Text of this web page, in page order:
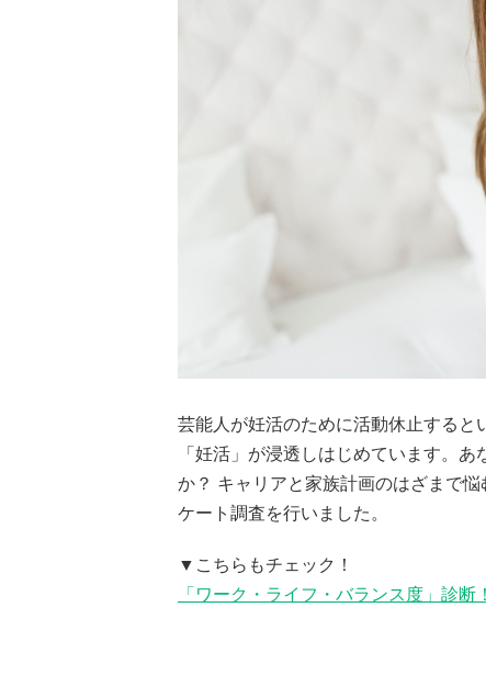
芸能人が妊活のために活動休止すると
「妊活」が浸透しはじめています。
か？ キャリアと家族計画のはざまで
ケート調査を行いました。
▼こちらもチェック！
「ワーク・ライフ・バランス度」診